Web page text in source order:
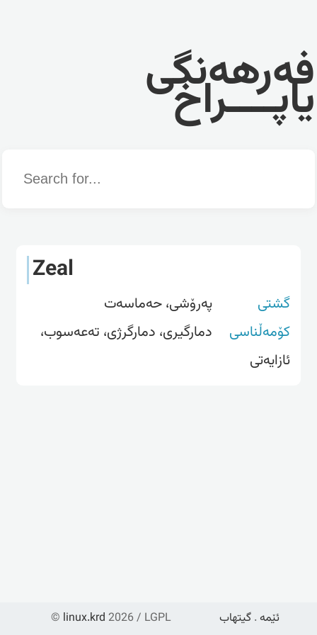
فەرهەنگی
یاپــــراخ
Word
Zeal
گشتی
پەرۆشی، حەماسەت
کۆمەڵناسی
دمارگیری، دمارگرژی، تەعەسوب،
ئازایەتی
© linux.krd 2026 / LGPL ئێمە . گیتهاب